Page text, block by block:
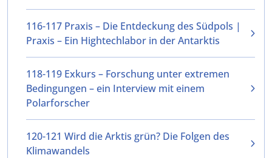
116-117 Praxis – Die Entdeckung des Südpols |
Praxis – Ein Hightechlabor in der Antarktis
118-119 Exkurs – Forschung unter extremen
Bedingungen – ein Interview mit einem
Polarforscher
120-121 Wird die Arktis grün? Die Folgen des
Klimawandels